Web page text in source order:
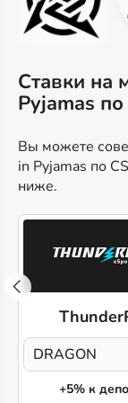
Ставки на
Pyjamas по
Вы можете
in Pyjamas по
ниже.
DRAGON
+5% к